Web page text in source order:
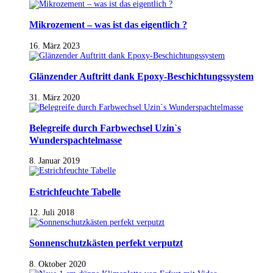
Mikrozement – was ist das eigentlich ?
16. März 2023
Glänzender Auftritt dank Epoxy-Beschichtungssystem
31. März 2020
Belegreife durch Farbwechsel Uzin`s
Wunderspachtelmasse
8. Januar 2019
Estrichfeuchte Tabelle
12. Juli 2018
Sonnenschutzkästen perfekt verputzt
8. Oktober 2020